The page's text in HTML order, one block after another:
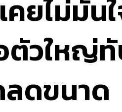
ยไม่มั่น
ตัวใหญ่
ดขนาด